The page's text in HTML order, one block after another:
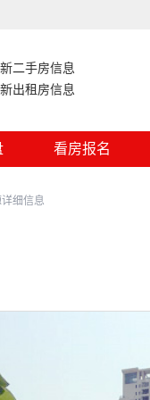
二手房信息
出租房信息
看房报名
细信息